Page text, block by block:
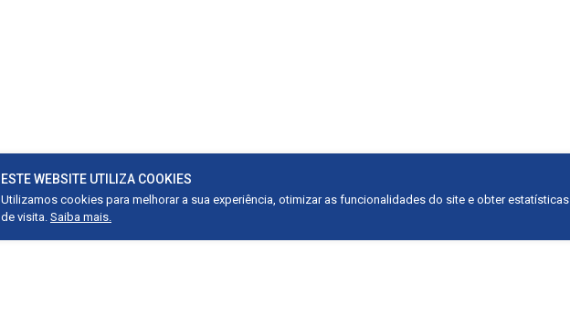
ESTE WEBSITE UTILIZA COOKIES
Utilizamos cookies para melhorar a sua experiência, otimizar as funcionalidades do site e obter estatísticas
de visita. Saiba mais.